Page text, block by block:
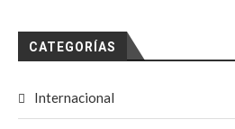
CATEGORÍAS
Internacional